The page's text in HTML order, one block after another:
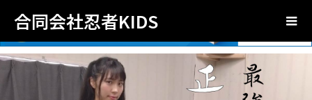
合同会社忍者KIDS